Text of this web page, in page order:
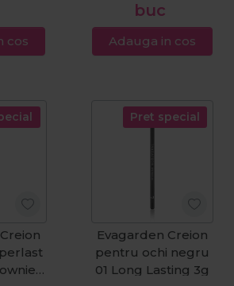
cos
buc
Adauga in cos
Pret special
Evagarden Creion
pentru ochi negru
01 Long Lasting 3g